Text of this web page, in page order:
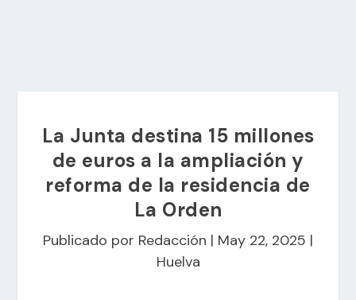
La Junta destina 15 millones
de euros a la ampliación y
reforma de la residencia de
La Orden
Publicado por Redacción | May 22, 2025 |
Huelva